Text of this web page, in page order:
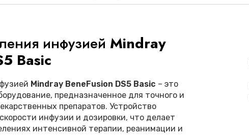
инфузией Mindray
Basic
Mindray BeneFusion DS5 Basic – это
предназначенное для точного и
препаратов. Устройство
инфузии и дозировки, что делает
интенсивной терапии, реанимации и